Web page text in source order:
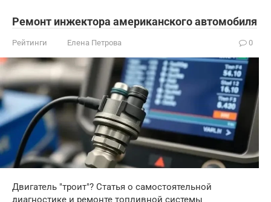
Ремонт инжектора американского автомобиля
Рейтинги Елена Петрова 0
Двигатель "троит"? Статья о самостоятельной
диагностике и ремонте топливной системы